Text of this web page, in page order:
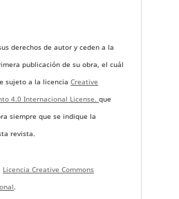
derechos de autor y ceden a la
publicación de su obra, el cuál
sujeto a la licencia Creative
4.0 Internacional License. que
siempre que se indique la
revista.
Licencia Creative Commons
.